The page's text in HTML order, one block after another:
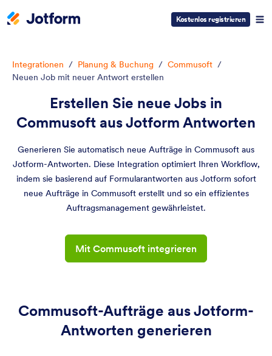
Kostenlos registrieren
Integrationen / Planung & Buchung / Commusoft /
Neuen Job mit neuer Antwort erstellen
Erstellen Sie neue Jobs in
Commusoft aus Jotform Antworten
Generieren Sie automatisch neue Aufträge in Commusoft aus
Jotform-Antworten. Diese Integration optimiert Ihren Workflow,
indem sie basierend auf Formularantworten aus Jotform sofort
neue Aufträge in Commusoft erstellt und so ein effizientes
Auftragsmanagement gewährleistet.
Mit Commusoft integrieren
Commusoft-Aufträge aus Jotform-
Antworten generieren